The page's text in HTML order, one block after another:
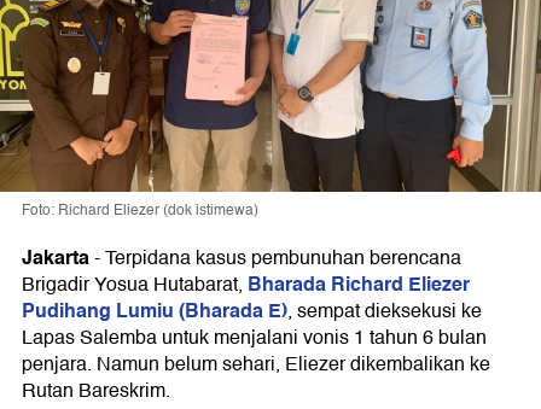
Foto: Richard Eliezer (dok istimewa)
Jakarta-Terpidana kasus pembunuhan berencana
Brigadir Yosua Hutabarat, Bharada Richard Eliezer
Pudihang Lumiu (Bharada E), sempat dieksekusi ke
Lapas Salemba untuk menjalani vonis 1 tahun 6 bulan
penjara. Namun belum sehari, Eliezer dikembalikan ke
Rutan Bareskrim.